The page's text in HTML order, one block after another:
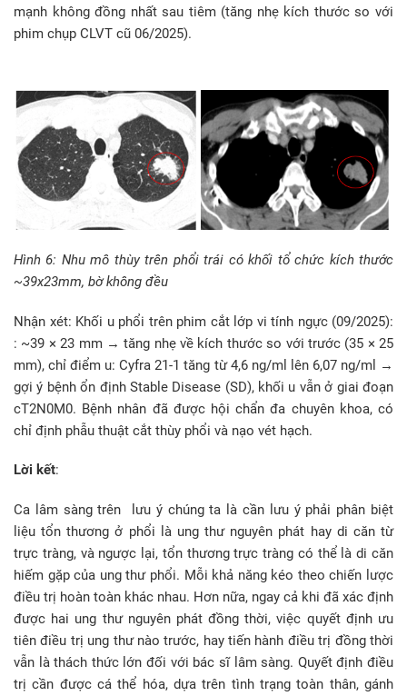
mạnh không đồng nhất sau tiêm (tăng nhẹ kích thước so với
phim chụp CLVT cũ 06/2025).
Hình 6: Nhu mô thùy trên phổi trái có khối tổ chức kích thước
~39x23mm, bờ không đều
Nhận xét: Khối u phổi trên phim cắt lớp vi tính ngực (09/2025):
: ~39 × 23 mm → tăng nhẹ về kích thước so với trước (35 × 25
mm), chỉ điểm u: Cyfra 21-1 tăng từ 4,6 ng/ml lên 6,07 ng/ml →
gợi ý bệnh ổn định Stable Disease (SD), khối u vẫn ở giai đoạn
cT2N0M0. Bệnh nhân đã được hội chẩn đa chuyên khoa, có
chỉ định phẫu thuật cắt thùy phổi và nạo vét hạch.
Lời kết:
Ca lâm sàng trên lưu ý chúng ta là cần lưu ý phải phân biệt
liệu tổn thương ở phổi là ung thư nguyên phát hay di căn từ
trực tràng, và ngược lại, tổn thương trực tràng có thể là di căn
hiếm gặp của ung thư phổi. Mỗi khả năng kéo theo chiến lược
điều trị hoàn toàn khác nhau. Hơn nữa, ngay cả khi đã xác định
được hai ung thư nguyên phát đồng thời, việc quyết định ưu
tiên điều trị ung thư nào trước, hay tiến hành điều trị đồng thời
vẫn là thách thức lớn đối với bác sĩ lâm sàng. Quyết định điều
trị cần được cá thể hóa, dựa trên tình trạng toàn thân, gánh